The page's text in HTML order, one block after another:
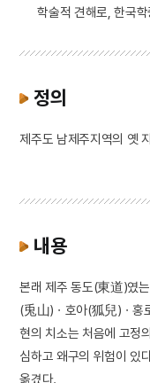
학술적 견해로, 한국
정의
제주도 남제주지역의 옛
내용
본래 제주 동도(東道)였
(兎山)ㆍ호아(狐兒)ㆍ홍
현의 치소는 처음에 고정
심하고 왜구의 위험이
옮겼다.